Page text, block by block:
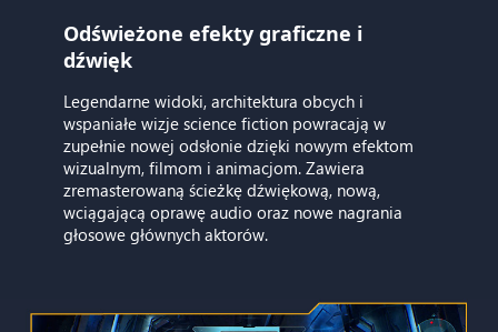
Odświeżone efekty graficzne i
dźwięk
Legendarne widoki, architektura obcych i
wspaniałe wizje science fiction powracają w
zupełnie nowej odsłonie dzięki nowym efektom
wizualnym, filmom i animacjom. Zawiera
zremasterowaną ścieżkę dźwiękową, nową,
wciągającą oprawę audio oraz nowe nagrania
głosowe głównych aktorów.